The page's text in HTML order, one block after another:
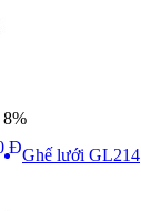
8%
ĐGhế lưới GL214